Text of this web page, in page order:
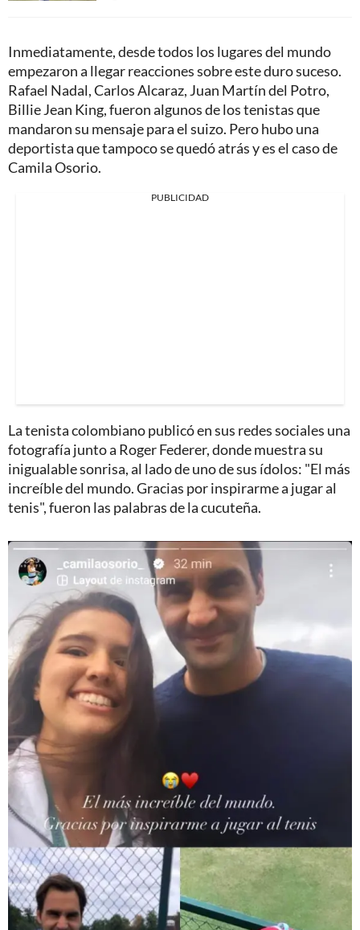
Inmediatamente, desde todos los lugares del mundo
empezaron a llegar reacciones sobre este duro suceso.
Rafael Nadal, Carlos Alcaraz, Juan Martín del Potro,
Billie Jean King, fueron algunos de los tenistas que
mandaron su mensaje para el suizo. Pero hubo una
deportista que tampoco se quedó atrás y es el caso de
Camila Osorio.
PUBLICIDAD
La tenista colombiano publicó en sus redes sociales una
fotografía junto a Roger Federer, donde muestra su
inigualable sonrisa, al lado de uno de sus ídolos: "El más
increíble del mundo. Gracias por inspirarme a jugar al
tenis", fueron las palabras de la cucuteña.